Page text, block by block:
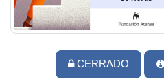
CERRADO